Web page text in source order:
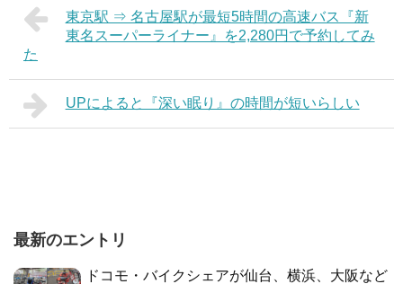
東京駅 ⇒ 名古屋駅が最短5時間の高速バス『新
東名スーパーライナー』を2,280円で予約してみ
た
UPによると『深い眠り』の時間が短いらしい
最新のエントリ
ドコモ・バイクシェアが仙台、横浜、大阪など